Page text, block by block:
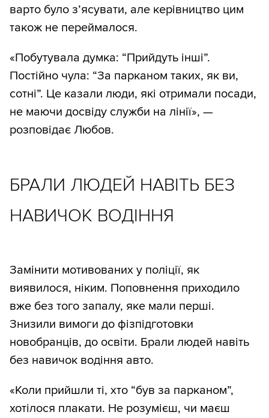
варто було з’ясувати, але керівництво цим
також не переймалося.
«Побутувала думка: “Прийдуть інші”.
Постійно чула: “За парканом таких, як ви,
сотні”. Це казали люди, які отримали посади,
не маючи досвіду служби на лінії», —
розповідає Любов.
БРАЛИ ЛЮДЕЙ НАВІТЬ БЕЗ
НАВИЧОК ВОДІННЯ
Замінити мотивованих у поліції, як
виявилося, ніким. Поповнення приходило
вже без того запалу, яке мали перші.
Знизили вимоги до фізпідготовки
новобранців, до освіти. Брали людей навіть
без навичок водіння авто.
«Коли прийшли ті, хто “був за парканом”,
хотілося плакати. Не розумієш, чи маєш